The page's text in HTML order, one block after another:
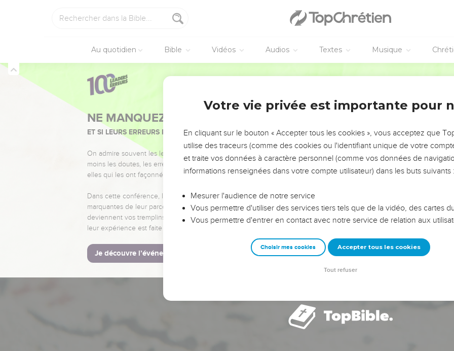
Au quotidien Bible Vidéos Audios Textes Musique
NE MANQUEZ PAS L’ÉVÉNEMENT DE L’ANNÉE !
ET SI LEURS ERREURS POUVAIENT VOUS ÉVITER LES VOTRES ?
On admire souvent les leaders pour leurs réussites, leur impact, leur foi ou leur vision. Mais on voit
moins les doutes, les erreurs et les saisons difficiles qu'ils ont traversés, alors même que ce sont
elles qui les ont façonnés.
Dans cette conférence, leaders, entrepreneurs, et responsables reviennent sur les erreurs
marquantes de leur parcours et les clés pour avancer avec plus de sagesse afin que leurs erreurs
deviennent vos tremplins. Que vous guidiez un ministère, une équipe, un groupe ou une famille,
leur expérience est faite pour vous.
Je découvre l’événement
Votre vie privée est importante pour
En cliquant sur le bouton « Accepter tous les cookies », vous acceptez que
utilise des traceurs (comme des cookies ou l'identifiant unique de votre
et traite vos données à caractère personnel (comme vos données de
informations renseignées dans votre compte utilisateur) dans les buts suivants :
Mesurer l'audience de notre service
Vous permettre d'utiliser des services tiers tels que de la vidéo, des cartes
Vous permettre d'entrer en contact avec notre service de relation aux
Choisir mes cookies Accepter tous les cookies
Tout refuser